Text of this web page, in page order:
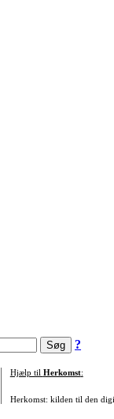
?
Hjælp til Herkomst:
Herkomst: kilden til den